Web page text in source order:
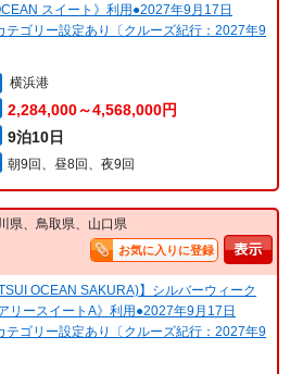
スイート》利用●2027年9月17日
テゴリー設定あり〔クルーズ紀行：2027年9
横浜港
2,284,000～4,568,000円
9泊10日
朝9回、昼8回、夜9回
県、鳥取県、山口県
お気に入りに登録
OCEAN SAKURA)】シルバーウィーク
リースイートA》利用●2027年9月17日
テゴリー設定あり〔クルーズ紀行：2027年9